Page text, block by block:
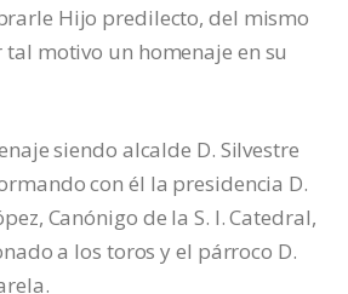
Hijo predilecto, del mismo
motivo un homenaje en su
siendo alcalde D. Silvestre
con él la presidencia D.
Canónigo de la S. I. Catedral,
a los toros y el párroco D.